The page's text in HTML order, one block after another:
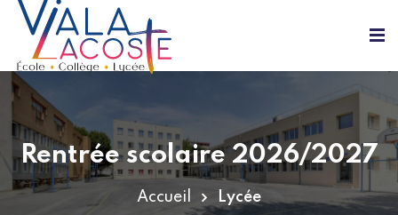
Rentrée scolaire 2026/2027
Accueil Lycée